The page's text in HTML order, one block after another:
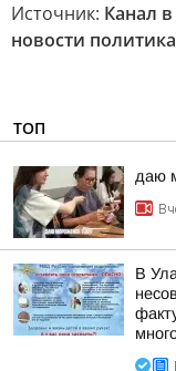
Источник: Канал
новости
ТОП
даю
В